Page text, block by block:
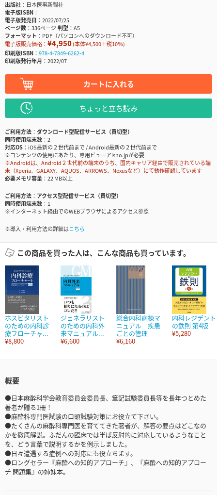
出版社
日本医事新報社
電子版ISBN
電子版発売日
2022/07/25
ページ数
336ページ判型
A5
フォーマット
PDF（パソコンへのダウンロード不可）
電子版販売価格： ¥4,950(本体¥4,500＋税10％)
印刷版ISBN
978-4-7849-6262-4
印刷版発行年月
2022/07
カートに入れる
ちょっと立ち読み
ご利用方法
ダウンロード型配信サービス（買切型）
同時使用端末数
2
対応OS
iOS最新の２世代前まで / Android最新の２世代前まで
※コンテンツの使用にあたり、専用ビューアisho.jpが必要
※Androidは、Android２世代前の端末のうち、国内キャリア経由で販売されている端
末（Xperia、GALAXY、AQUOS、ARROWS、Nexusなど）にて動作確認しています
必要メモリ容量
22 MB以上
ご利用方法
アクセス型配信サービス（買切型）
同時使用端末数
1
※インターネット経由でのWEBブラウザによるアクセス参照
※導入・利用方法の詳細はこちら
この商品を買った人は、こんな商品も買っています。
ホスピタリスト
のための内科診
療フローチャ...
¥8,800
ジェネラリスト
のための内科外
来マニュアル...
¥6,600
総合内科病棟マ
ニュアル 疾患
ごとの管理
¥6,160
内科レジデント
の鉄則 第4版
¥5,280
概要
●日本麻酔科学会教育委員会委員長、筆記試験委員長等を長年つとめた
著者が贈る1冊！
●麻酔科専門医試験の口頭試験対策にお役立て下さい。
●たくさんの麻酔科専門医を育ててきた著者が、解答の要点はどこなの
かを徹底解説。ふだんの臨床では半ば反射的に対応しているようなこと
を、どう言葉で説明するかを例示しました。
●日々遭遇する症例への対応にも役立ちます。
●ロングセラー『麻酔への知的アプローチ』、『麻酔への知的アプロー
チ 問題集』の姉妹本。